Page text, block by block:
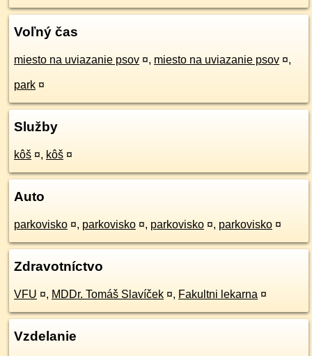
Voľný čas
miesto na uviazanie psov ¤, miesto na uviazanie psov ¤,
park ¤
Služby
kôš ¤, kôš ¤
Auto
parkovisko ¤, parkovisko ¤, parkovisko ¤, parkovisko ¤
Zdravotníctvo
VFU ¤, MDDr. Tomáš Slavíček ¤, Fakultni lekarna ¤
Vzdelanie